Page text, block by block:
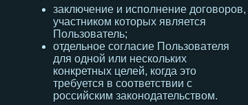
заключение и исполнение договоров,
участником которых является
Пользователь;
отдельное согласие Пользователя
для одной или нескольких
конкретных целей, когда это
требуется в соответствии с
российским законодательством.